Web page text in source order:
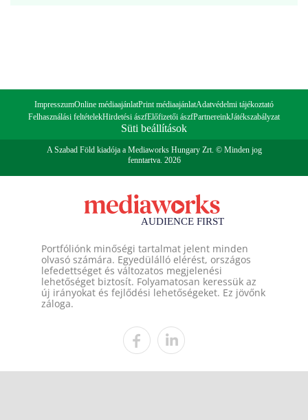
ImpresszumOnline médiaajánlatPrint médiaajánlatAdatvédelmi tájékoztató
Felhasználási feltételekHirdetési ászfElőfizetői ászfPartnereinkJátékszabályzat
Süti beállítások
A Szabad Föld kiadója a Mediaworks Hungary Zrt. © Minden jog
fenntartva. 2026
Portfóliónk minőségi tartalmat jelent minden
olvasó számára. Egyedülálló elérést, országos
lefedettséget és változatos megjelenési
lehetőséget biztosít. Folyamatosan keressük az
új irányokat és fejlődési lehetőségeket. Ez jövőnk
záloga.